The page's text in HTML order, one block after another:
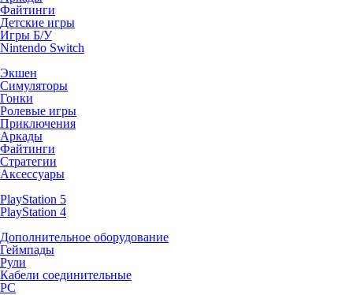
Файтинги
Детские игры
Игры Б/У
Nintendo Switch
Экшен
Симуляторы
Гонки
Ролевые игры
Приключения
Аркады
Файтинги
Стратегии
Аксессуары
PlayStation 5
PlayStation 4
Дополнительное оборудование
Геймпады
Рули
Кабели соединительные
PC